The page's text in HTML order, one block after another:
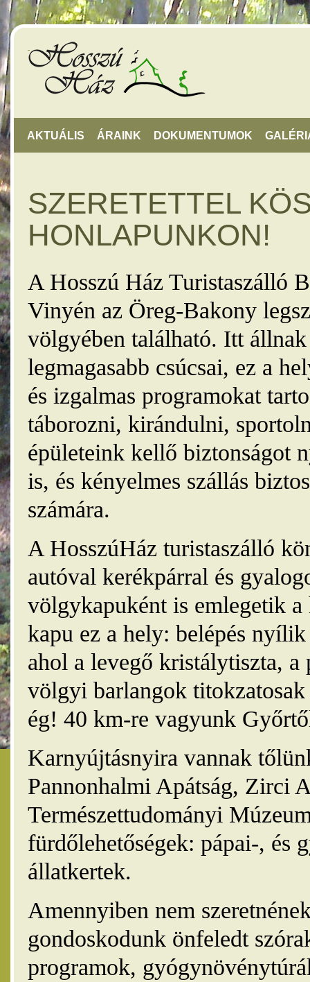
AKTUÁLIS ÁRAINK DOKUMENTUMOK
SZERETETTEL
HONLAPUNKON!
A Hosszú Ház Turistaszálló
Vinyén az Öreg-Bakony
völgyében található. Itt
legmagasabb csúcsai, ez a
és izgalmas programokat
táborozni, kirándulni,
épületeink kellő biztonságot
is, és kényelmes szállás
számára.
A HosszúHáz turistaszálló
autóval kerékpárral és
völgykapuként is emlegetik
kapu ez a hely: belépés
ahol a levegő kristálytiszta, a
völgyi barlangok
ég! 40 km-re vagyunk
Karnyújtásnyira vannak
Pannonhalmi Apátság, Zirci
Természettudományi
fürdőlehetőségek: pápai-, és
állatkertek.
Amennyiben nem
gondoskodunk önfeledt
programok,